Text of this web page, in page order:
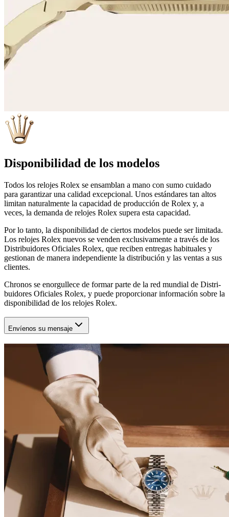
Disponibilidad de los modelos
Todos los relojes Rolex se ensamblan a mano con sumo cuidado
para garantizar una calidad excepcional. Unos estándares tan altos
limitan naturalmente la capacidad de producción de Rolex y, a
veces, la demanda de relojes Rolex supera esta capacidad.
Por lo tanto, la disponibilidad de ciertos modelos puede ser limitada.
Los relojes Rolex nuevos se venden exclusivamente a través de los
Distribuidores Oficiales Rolex, que reciben entregas habituales y
gestionan de manera independiente la distribución y las ventas a sus
clientes.
Chronos se enorgullece de formar parte de la red mundial de Distri-
buidores Oficiales Rolex, y puede proporcionar información sobre la
disponibilidad de los relojes Rolex.
Envíenos su mensaje